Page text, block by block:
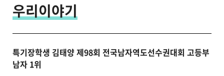
우리이야기
특기장학생 김태양 제98회 전국남자역도선수권대회 고등부
남자 1위